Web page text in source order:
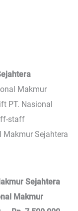
Makmur
PT. Nasional
staff
Makmur Sejahtera
Sejahtera
Makmur